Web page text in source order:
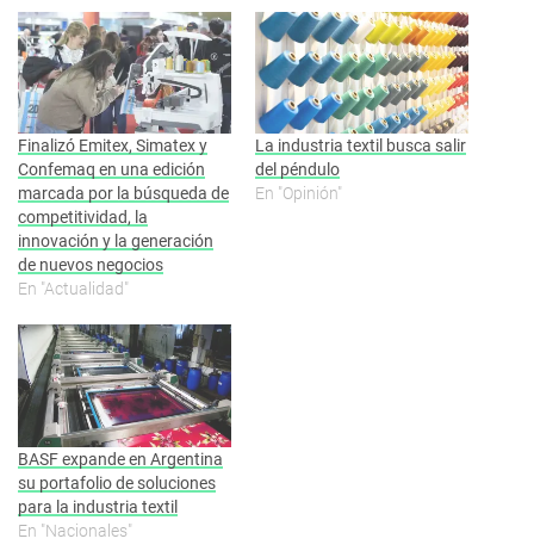
Finalizó Emitex, Simatex y
Confemaq en una edición
marcada por la búsqueda de
competitividad, la
innovación y la generación
de nuevos negocios
En "Actualidad"
La industria textil busca salir
del péndulo
En "Opinión"
BASF expande en Argentina
su portafolio de soluciones
para la industria textil
En "Nacionales"